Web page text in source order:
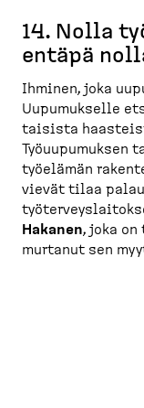
14. Nolla
entäpä
Ihminen, joka
Uupumukselle
taisista
Työuupu­muksen
työelämän
vievät tilaa
Hakanen, joka
murtanut sen